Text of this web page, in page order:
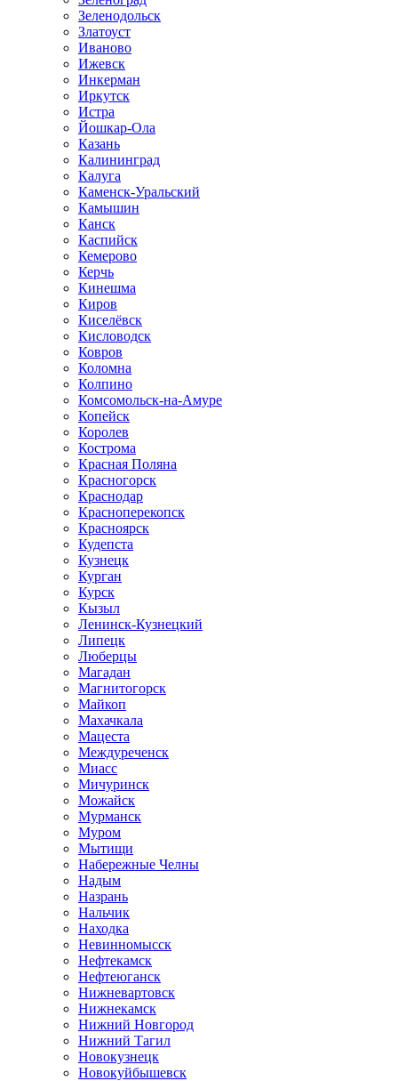
Зеленодольск
Златоуст
Иваново
Ижевск
Инкерман
Иркутск
Истра
Йошкар-Ола
Казань
Калининград
Калуга
Каменск-Уральский
Камышин
Канск
Каспийск
Кемерово
Керчь
Кинешма
Киров
Киселёвск
Кисловодск
Ковров
Коломна
Колпино
Комсомольск-на-Амуре
Копейск
Королев
Кострома
Красная Поляна
Красногорск
Краснодар
Красноперекопск
Красноярск
Кудепста
Кузнецк
Курган
Курск
Кызыл
Ленинск-Кузнецкий
Липецк
Люберцы
Магадан
Магнитогорск
Майкоп
Махачкала
Мацеста
Междуреченск
Миасс
Мичуринск
Можайск
Мурманск
Муром
Мытищи
Набережные Челны
Надым
Назрань
Нальчик
Находка
Невинномысск
Нефтекамск
Нефтеюганск
Нижневартовск
Нижнекамск
Нижний Новгород
Нижний Тагил
Новокузнецк
Новокуйбышевск